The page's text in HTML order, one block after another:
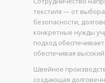
текстиля — от
безопасности,
конкретные нужды
подход
обеспечивая
Швейное
создающая